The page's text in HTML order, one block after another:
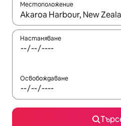
Местоположение
Когато резултатите се
Настаняване
Освобождаване